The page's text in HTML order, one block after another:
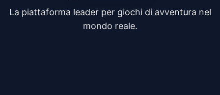
La piattaforma leader per giochi di avventura nel
mondo reale.